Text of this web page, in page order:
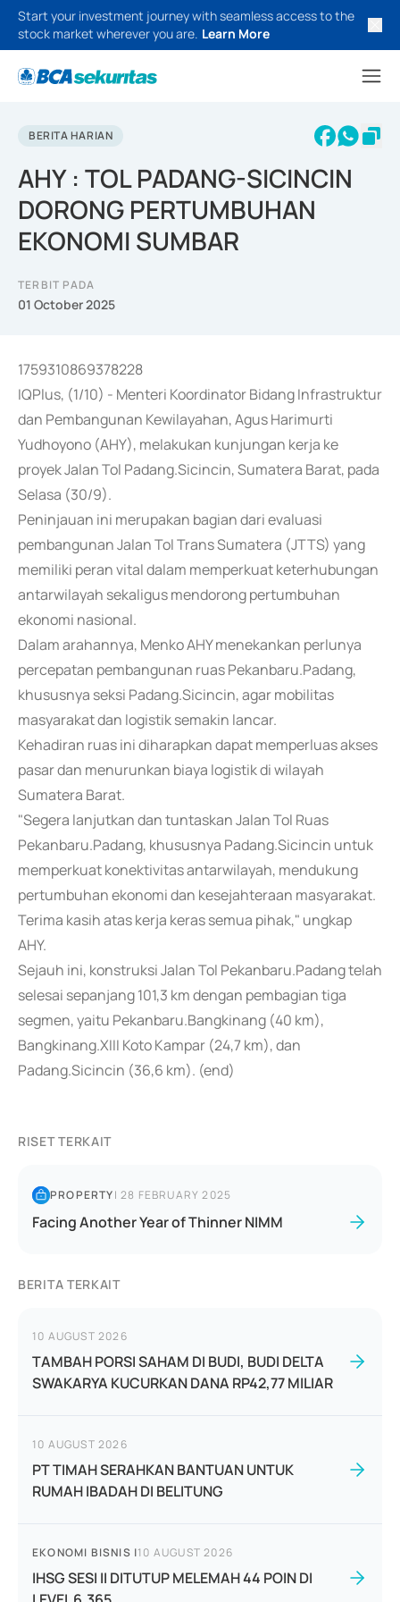
Start your investment journey with seamless access to the
stock market wherever you are. Learn More
BERITA HARIAN
AHY : TOL PADANG-SICINCIN
DORONG PERTUMBUHAN
EKONOMI SUMBAR
TERBIT PADA
01 October 2025
1759310869378228
IQPlus, (1/10) - Menteri Koordinator Bidang Infrastruktur
dan Pembangunan Kewilayahan, Agus Harimurti
Yudhoyono (AHY), melakukan kunjungan kerja ke
proyek Jalan Tol Padang.Sicincin, Sumatera Barat, pada
Selasa (30/9).
Peninjauan ini merupakan bagian dari evaluasi
pembangunan Jalan Tol Trans Sumatera (JTTS) yang
memiliki peran vital dalam memperkuat keterhubungan
antarwilayah sekaligus mendorong pertumbuhan
ekonomi nasional.
Dalam arahannya, Menko AHY menekankan perlunya
percepatan pembangunan ruas Pekanbaru.Padang,
khususnya seksi Padang.Sicincin, agar mobilitas
masyarakat dan logistik semakin lancar.
Kehadiran ruas ini diharapkan dapat memperluas akses
pasar dan menurunkan biaya logistik di wilayah
Sumatera Barat.
"Segera lanjutkan dan tuntaskan Jalan Tol Ruas
Pekanbaru.Padang, khususnya Padang.Sicincin untuk
memperkuat konektivitas antarwilayah, mendukung
pertumbuhan ekonomi dan kesejahteraan masyarakat.
Terima kasih atas kerja keras semua pihak," ungkap
AHY.
Sejauh ini, konstruksi Jalan Tol Pekanbaru.Padang telah
selesai sepanjang 101,3 km dengan pembagian tiga
segmen, yaitu Pekanbaru.Bangkinang (40 km),
Bangkinang.XIII Koto Kampar (24,7 km), dan
Padang.Sicincin (36,6 km). (end)
RISET TERKAIT
PROPERTY|28 FEBRUARY 2025
Facing Another Year of Thinner NIMM
BERITA TERKAIT
10 AUGUST 2026
TAMBAH PORSI SAHAM DI BUDI, BUDI DELTA
SWAKARYA KUCURKAN DANA RP42,77 MILIAR
10 AUGUST 2026
PT TIMAH SERAHKAN BANTUAN UNTUK
RUMAH IBADAH DI BELITUNG
EKONOMI BISNIS |10 AUGUST 2026
IHSG SESI II DITUTUP MELEMAH 44 POIN DI